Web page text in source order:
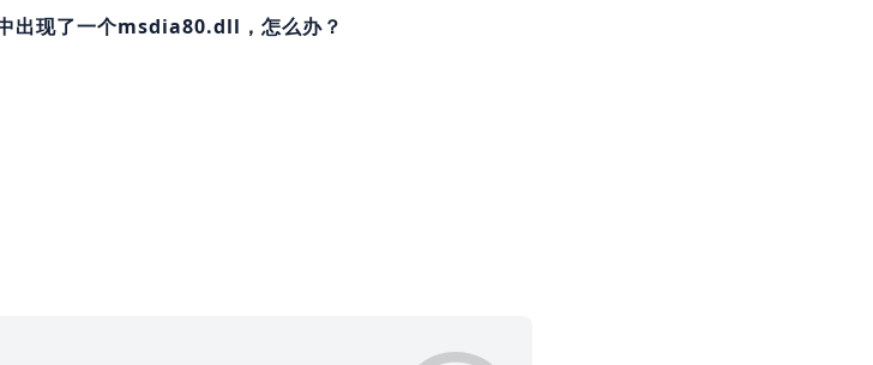
出现了一个msdia80.dll，怎么办？